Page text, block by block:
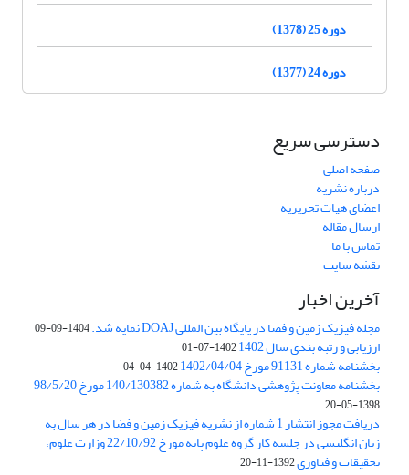
دوره 25 (1378)
دوره 24 (1377)
دسترسی سریع
صفحه اصلی
درباره نشریه
اعضای هیات تحریریه
ارسال مقاله
تماس با ما
نقشه سایت
آخرین اخبار
مجله فیزیک زمین و فضا در پایگاه بین المللی DOAJ نمایه شد. 1404-09-09
ارزیابی و رتبه بندی سال 1402 1402-07-01
بخشنامه شماره 91131 مورخ 1402/04/04 1402-04-04
بخشنامه معاونت پژوهشی دانشگاه به شماره 140/130382 مورخ 98/5/20
1398-05-20
دریافت مجوز انتشار 1 شماره از نشریه فیزیک زمین و فضا در هر سال به
زبان انگلیسی در جلسه کار گروه علوم پایه مورخ 22/10/92 وزارت علوم،
تحقیقات و فناوری1392-11-20